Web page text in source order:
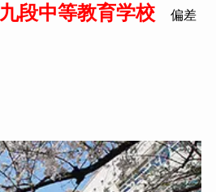
九段中等教育学校 偏差